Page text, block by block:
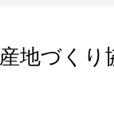
地づくり